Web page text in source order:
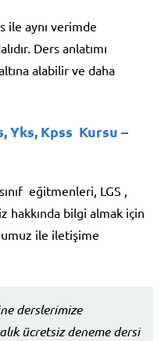
ile aynı verimde
Ders anlatımı
alabilir ve daha
Yks, Kpss Kursu –
eğitmenleri, LGS ,
hakkında bilgi almak için
ile iletişime
derslerimize
ücretsiz deneme dersi